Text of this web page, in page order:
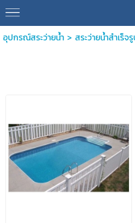
อุปกรณ์สระว่ายน้ำ> สระว่ายน้ำสำเร็จ